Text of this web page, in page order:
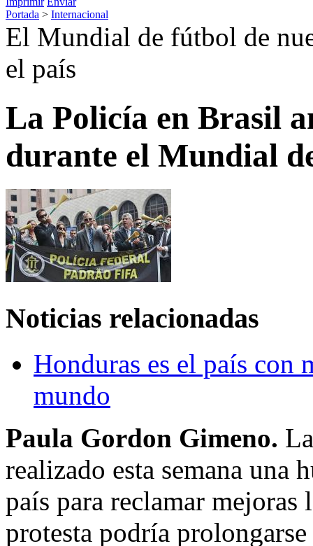
Portada > Internacional
El Mundial de fútbol de
el país
La Policía en Brasil
durante el Mundial
Noticias relacionadas
Honduras es el país con
mundo
Paula Gordon Gimeno.
realizado esta semana una
país para reclamar
protesta podría